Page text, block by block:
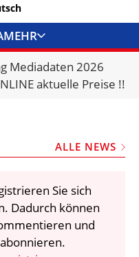
MEHR
Mediadaten 2026
aktuelle Preise !!
ALLE NEWS
Sie sich
Dadurch können
und